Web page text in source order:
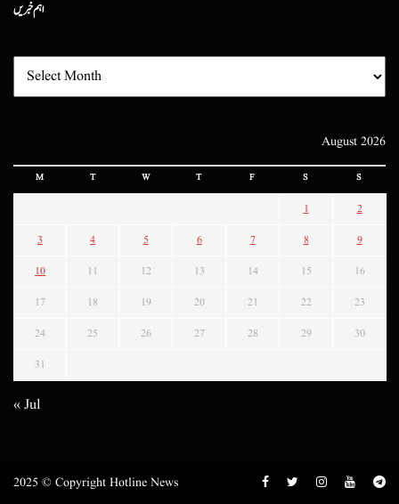
اہم خبریں
August 2026
M T W T F S S
1 2
3 4 5 6 7 8 9
10 11 12 13 14 15 16
17 18 19 20 21 22 23
24 25 26 27 28 29 30
31
« Jul
2025 © Copyright Hotline News